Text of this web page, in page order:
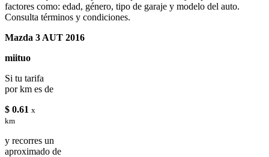
factores como: edad, género, tipo de garaje y modelo del auto.
Consulta términos y condiciones.
Mazda 3 AUT 2016
miituo
Si tu tarifa
por km es de
$ 0.61 x
km
y recorres un
aproximado de